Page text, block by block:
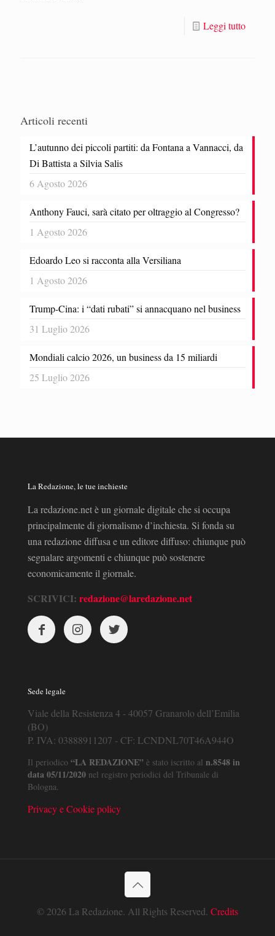
Leggi tutto
Articoli recenti
L’autunno dei piccoli partiti: da Fontana a Vannacci, da
Di Battista a Silvia Salis
6 Agosto 2026
Anthony Fauci, sarà citato per oltraggio al Congresso?
1 Agosto 2026
Edoardo Leo si racconta alla Versiliana
1 Agosto 2026
Trump-Cina: i “dati rubati” si annacquano nel business
31 Luglio 2026
Mondiali calcio 2026, un business da 15 miliardi
25 Luglio 2026
La Redazione, le tue inchieste
La redazione.net è un giornale digitale che si occupa
principalmente di giornalismo d’inchiesta. Si fonda su
una redazione diffusa e un editore diffuso: chiunque può
segnalare argomenti e chiunque può sostenere
economicamente il giornale.
SCRIVICI: redazione@laredazione.net
Sede legale
Viale della Resistenza 4 - 40057 Granarolo dell’Emilia
(BO)
P. IVA: 03888911207 - CF: LCNDNL70T46A944O
Il periodico “LA REDAZIONE” è stato iscritto al n.8548 in
data 05/11/2020 nel registro periodici del Tribunale di
Bologna.
Privacy e Cookie policy
© 2026 La Redazione. All Rights Reserved. Credits